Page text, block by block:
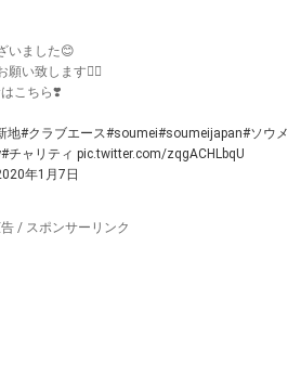
いました😊
願い致します🙇‍♂️
こちら❣️
地#クラブエース#soumei#soumeijapan#ソウメ
#チャリティ pic.twitter.com/zqgACHLbqU
年1月7日
/ スポンサーリンク